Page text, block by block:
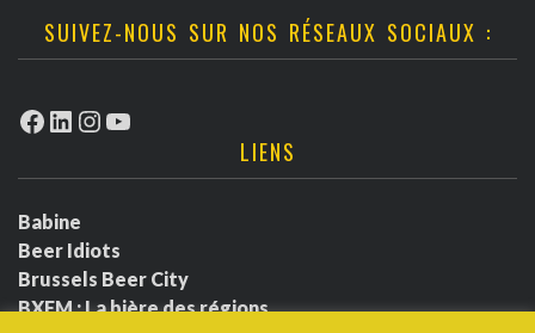
SUIVEZ-NOUS SUR NOS RÉSEAUX SOCIAUX :
Facebook
LinkedIn
Instagram
YouTube
LIENS
Babine
Beer Idiots
Brussels Beer City
BXFM : La bière des régions